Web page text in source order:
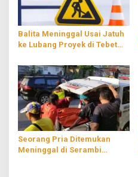
Balita Meninggal Usai Jatuh
ke Lubang Proyek di Tebet
Terjebak
Seorang Pria Ditemukan
Meninggal di Serambi